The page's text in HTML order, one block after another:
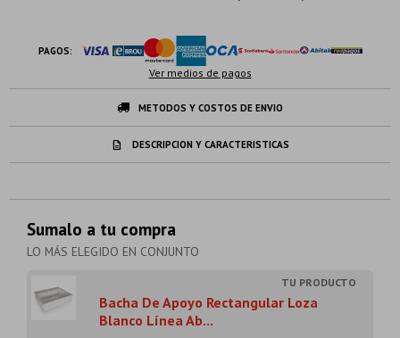
PAGOS:
Ver medios de pagos
METODOS Y COSTOS DE ENVIO
DESCRIPCION Y CARACTERISTICAS
Sumalo a tu compra
LO MÁS ELEGIDO EN CONJUNTO
Bacha De Apoyo Rectangular Loza
Blanco Línea Ab...